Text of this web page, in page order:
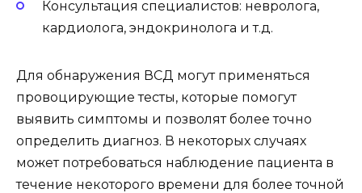
Консультация специалистов: невролога,
кардиолога, эндокринолога и т.д.
Для обнаружения ВСД могут применяться
провоцирующие тесты, которые помогут
выявить симптомы и позволят более точно
определить диагноз. В некоторых случаях
может потребоваться наблюдение пациента в
течение некоторого времени для более точной